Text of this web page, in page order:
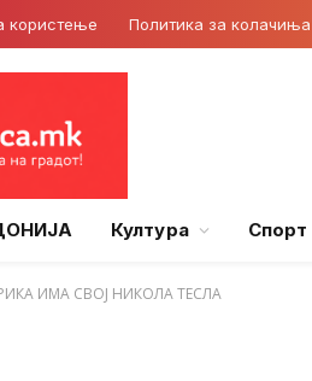
користење Политика за колачиња
Култура Спорт
ИМА СВОЈ НИКОЛА ТЕСЛА